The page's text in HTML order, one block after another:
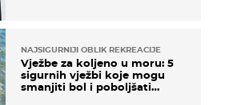
NAJSIGURNIJI OBLIK REKREACIJE
Vježbe za koljeno u moru: 5
sigurnih vježbi koje mogu
smanjiti bol i poboljšati